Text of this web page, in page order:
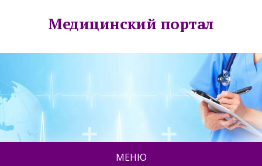
Медицинский портал
МЕНЮ